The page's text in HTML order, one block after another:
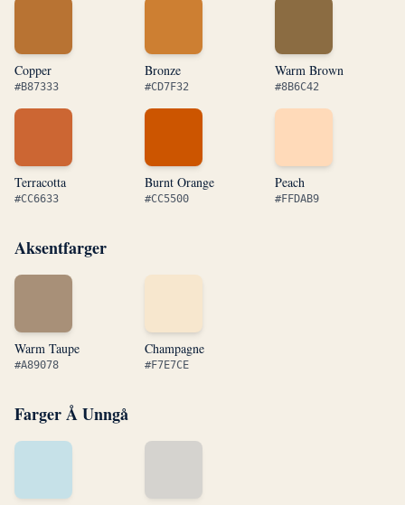
Copper
#B87333
Bronze
#CD7F32
Warm Brown
#8B6C42
Terracotta
#CC6633
Burnt Orange
#CC5500
Peach
#FFDAB9
Aksentfarger
Warm Taupe
#A89078
Champagne
#F7E7CE
Farger Å Unngå